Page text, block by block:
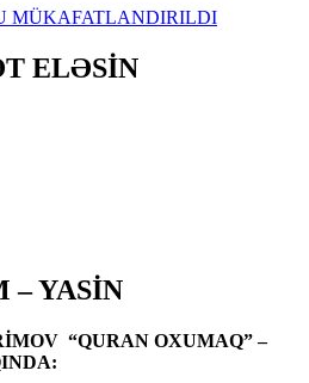
MÜKAFATLANDIRILDI
ELƏSİN
– YASİN
“QURAN OXUMAQ” –